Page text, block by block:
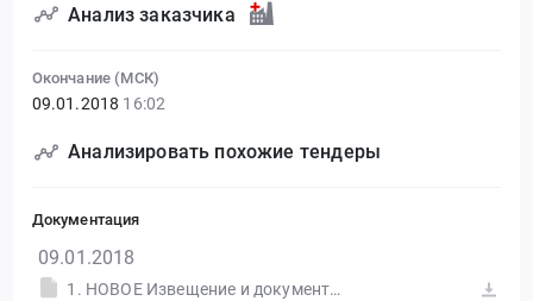
Анализ заказчика
Окончание (МСК)
09.01.2018 16:02
Анализировать похожие тендеры
Документация
09.01.2018
1. НОВОЕ Извещение и документация 2018